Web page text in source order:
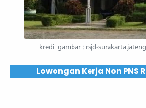
kredit gambar : rsjd-
Lowongan Kerja Non PNS